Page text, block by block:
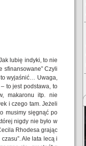
lubię indyki, to nie
sfinansowane” Czyli
wyjaśnić… Uwaga,
to jest podstawa, to
makaronu itp. nie
i czego tam. Jeżeli
musimy sięgnąć po
nigdy nie było w
Rhodesa grając
Ale lata lecą i